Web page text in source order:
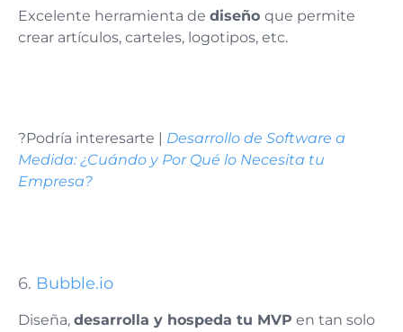
Excelente herramienta de diseño que permite
crear artículos, carteles, logotipos, etc.
?Podría interesarte | Desarrollo de Software a
Medida: ¿Cuándo y Por Qué lo Necesita tu
Empresa?
6. Bubble.io
Diseña, desarrolla y hospeda tu MVP en tan solo